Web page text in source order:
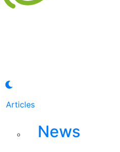
Articles
News